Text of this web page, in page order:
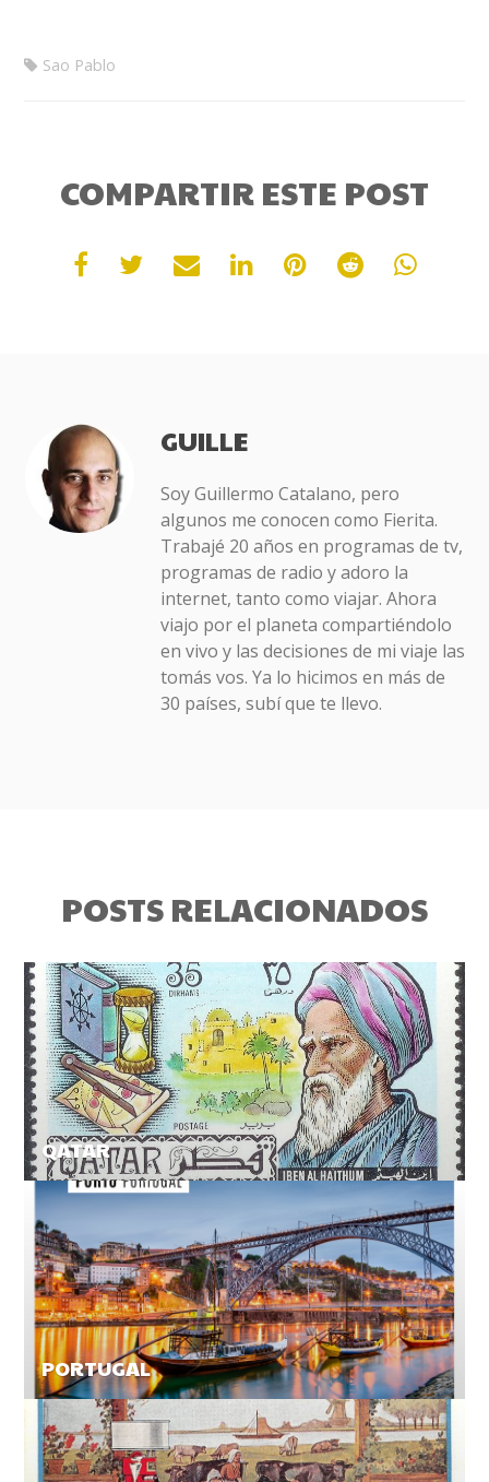
Sao Pablo
COMPARTIR ESTE POST
GUILLE
Soy Guillermo Catalano, pero
algunos me conocen como Fierita.
Trabajé 20 años en programas de tv,
programas de radio y adoro la
internet, tanto como viajar. Ahora
viajo por el planeta compartiéndolo
en vivo y las decisiones de mi viaje las
tomás vos. Ya lo hicimos en más de
30 países, subí que te llevo.
POSTS RELACIONADOS
QATAR
PORTUGAL